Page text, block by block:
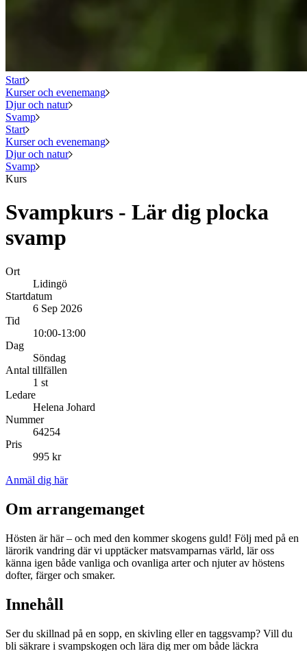
Start
Kurser och evenemang
Djur och natur
Svamp
Start
Kurser och evenemang
Djur och natur
Svamp
Kurs
Svampkurs - Lär dig plocka
svamp
Ort
Lidingö
Startdatum
6 Sep 2026
Tid
10:00-13:00
Dag
Söndag
Antal tillfällen
1 st
Ledare
Helena Johard
Nummer
64254
Pris
995 kr
Anmäl dig här
Om arrangemanget
Hösten är här – och med den kommer skogens guld! Följ med på en
lärorik vandring där vi upptäcker matsvamparnas värld, lär oss
känna igen både vanliga och ovanliga arter och njuter av höstens
dofter, färger och smaker.
Innehåll
Ser du skillnad på en sopp, en skivling eller en taggsvamp? Vill du
bli säkrare i svampskogen och lära dig mer om både läckra